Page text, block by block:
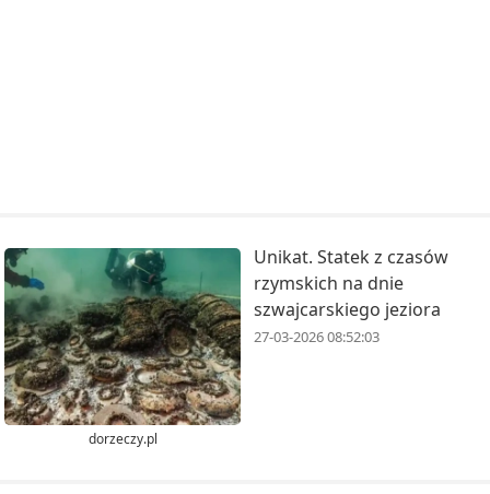
dorzeczy.pl
Unikat. Statek z czasów
rzymskich na dnie
szwajcarskiego jeziora
27-03-2026 08:52:03